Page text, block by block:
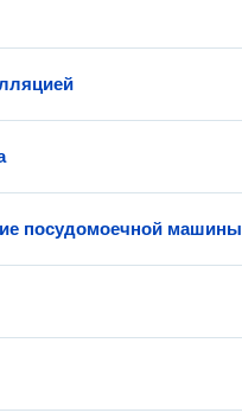
посудомоечной машины